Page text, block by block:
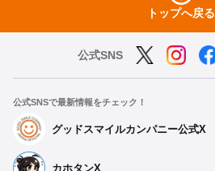
トップへ戻る
公式SNS
公式SNSで最新情報をチェック！
グッドスマイルカンパニー公式X
カホタンX